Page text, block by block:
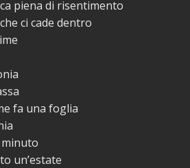
piena di risentimento
ci cade dentro
fa una foglia
minuto
un’estate